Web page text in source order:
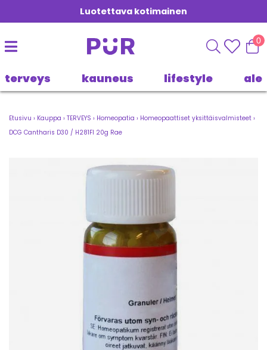
Luotettava kotimainen
0
terveys kauneus lifestyle ale
Etusivu › Kauppa › TERVEYS › Homeopatia › Homeopaattiset yksittäisvalmisteet ›
DCG Cantharis D30 / H281FI 20g Rae